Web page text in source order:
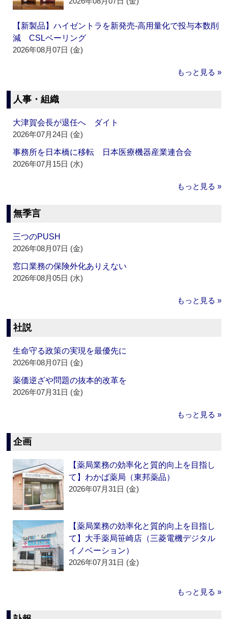
【新製品】ハイゼントラを新発売‐高用量化で投与本数削
減 CSLベーリング
2026年08月07日 (金)
もっと見る »
人事・組織
大津賀会長が退任へ ダイト
2026年07月24日 (金)
事務所を日本橋に移転 日本医療機器産業連合会
2026年07月15日 (水)
もっと見る »
無季言
三つのPUSH
2026年08月07日 (金)
窓口業務の保険外化ありえない
2026年08月05日 (水)
もっと見る »
社説
生命守る政策の実現を最優先に
2026年08月07日 (金)
薬価逆ざや問題の抜本的改革を
2026年07月31日 (金)
もっと見る »
企画
【薬局業務の効率化と質的向上を目指し
て】わかば薬局（東邦薬品）
2026年07月31日 (金)
【薬局業務の効率化と質的向上を目指し
て】大手薬局笹崎店（三菱電機デジタル
イノベーション）
2026年07月31日 (金)
もっと見る »